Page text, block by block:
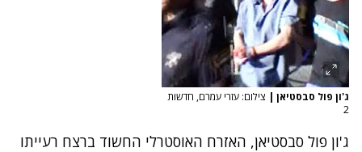
ג'ון פול סבסטיאן | צילום: עזרי עמרם, חדשות
2
ג'ון פול סבסטיאן, האזרח האוסטרלי החשוד ברצח רעייתו